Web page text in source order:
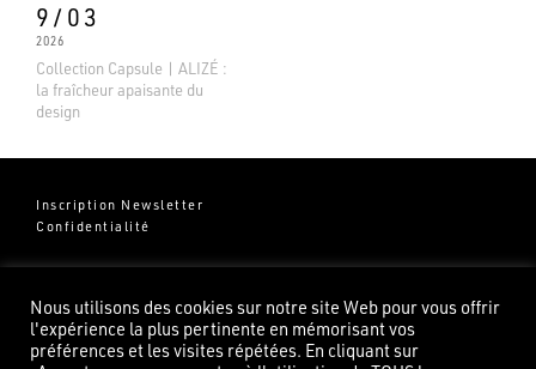
9/03
2026
Collection Capsule | ALIZÉ :
la fraîcheur apaisante du
design
Inscription Newsletter
Confidentialité
Groupe Pierredeplan
82100 Castelsarrasin
Nous utilisons des cookies sur notre site Web pour vous offrir
l'expérience la plus pertinente en mémorisant vos
préférences et les visites répétées. En cliquant sur